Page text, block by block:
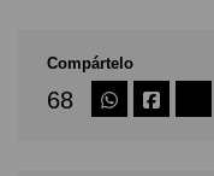
Compártelo
68